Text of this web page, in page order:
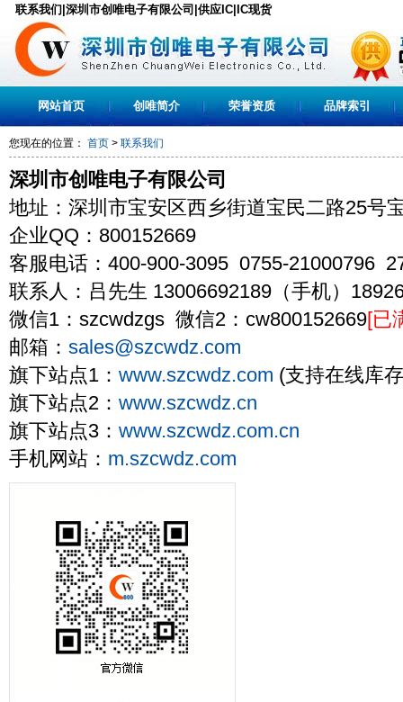
联系我们|深圳市创唯电子有限公司|供应IC|IC现货
网站首页 创唯简介 荣誉资质 品牌索引
您现在的位置： 首页 > 联系我们
深圳市创唯电子有限公司
地址：深圳市宝安区西乡街道宝民二路25号
企业QQ：800152669
客服电话：400-900-3095 0755-21000796
联系人：吕先生 13006692189（手机）
微信1：szcwdzgs 微信2：cw800152669[已
邮箱： sales@szcwdz.com
旗下站点1： www.szcwdz.com (支持在线库
旗下站点2： www.szcwdz.cn
旗下站点3： www.szcwdz.com.cn
手机网站： m.szcwdz.com